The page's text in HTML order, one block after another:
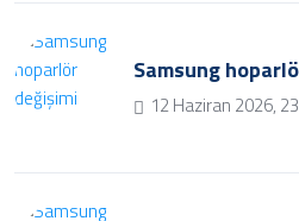
Samsung
12 Haziran 2026,